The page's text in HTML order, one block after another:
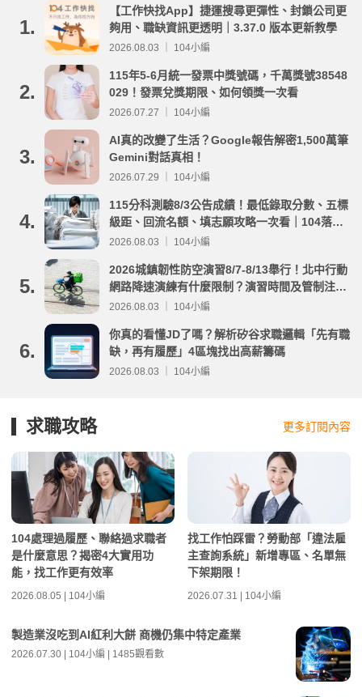
1.
【工作快找App】捷運搜尋更彈性、封鎖公司更
夠用、職缺資訊更透明｜3.37.0 版本更新教學
2026.08.03 ｜ 104小編
2.
115年5-6月統一發票中獎號碼，千萬獎號38548
029！發票兌獎期限、如何領獎一次看
2026.07.27 ｜ 104小編
3.
AI真的改變了生活？Google報告解密1,500萬筆
Gemini對話真相！
2026.07.29 ｜ 104小編
4.
115分科測驗8/3公告成績！最低錄取分數、五標
級距、回流名額、填志願攻略一次看｜104落點
分析
2026.08.03 ｜ 104小編
5.
2026城鎮韌性防空演習8/7-8/13舉行！北中行動
網路降速演練有什麼限制？演習時間及管制注意
事項整理
2026.08.03 ｜ 104小編
6.
你真的看懂JD了嗎？解析矽谷求職邏輯「先有職
缺，再有履歷」4區塊找出高薪籌碼
2026.08.03 ｜ 104小編
求職攻略 更多訂閱內容
104處理過履歷、聯絡過求職者
是什麼意思？揭密4大實用功
能，找工作更有效率
2026.08.05 | 104小編
找工作怕踩雷？勞動部「違法雇
主查詢系統」新增專區、名單無
下架期限！
2026.07.31 | 104小編
製造業沒吃到AI紅利大餅 商機仍集中特定產業
2026.07.30 | 104小編 | 1485觀看數